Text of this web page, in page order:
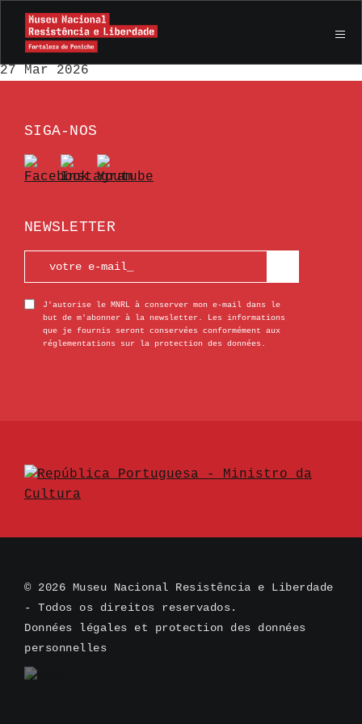
Le Secret d’António Dias Lourenço |
Exposition Temporaire
27 Mar 2026
SIGA-NOS
NEWSLETTER
J'autorise le MNRL à conserver mon e-mail dans le
but de m'abonner à la newsletter. Les informations
que je fournis seront conservées conformément aux
réglementations sur la protection des données.
© 2026 Museu Nacional Resistência e Liberdade
- Todos os direitos reservados.
Données légales et protection des données
personnelles